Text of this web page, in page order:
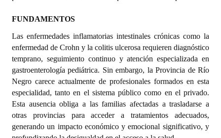
Actas de Sesión
Informes de Unidad Coordinadora
Ejecución Presupuestaria
Actas de Audiencias Públicas
NORMATIVA
Comunicaciones
FUNDAMENTOS
Las enfermedades inflamatorias intestinales crónicas como la
enfermedad de Crohn y la colitis ulcerosa requieren diagnóstico
temprano, seguimiento continuo y atención especializada en
gastroenterología pediátrica. Sin embargo, la Provincia de Río
Negro carece actualmente de profesionales formados en esta
especialidad, tanto en el sistema público como en el privado.
Esta ausencia obliga a las familias afectadas a trasladarse a
otras provincias para acceder a tratamientos adecuados,
generando un impacto económico y emocional significativo, y